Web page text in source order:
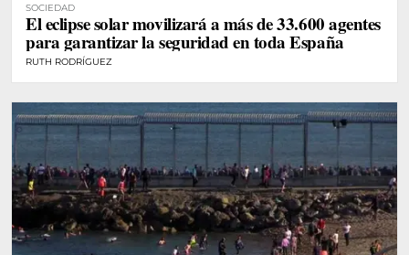
SOCIEDAD
El eclipse solar movilizará a más de 33.600 agentes
para garantizar la seguridad en toda España
RUTH RODRÍGUEZ